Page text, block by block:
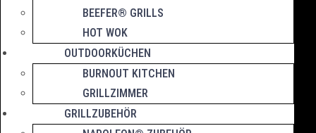
BEEFER® GRILLS
HOT WOK
OUTDOORKÜCHEN
BURNOUT KITCHEN
GRILLZIMMER
GRILLZUBEHÖR